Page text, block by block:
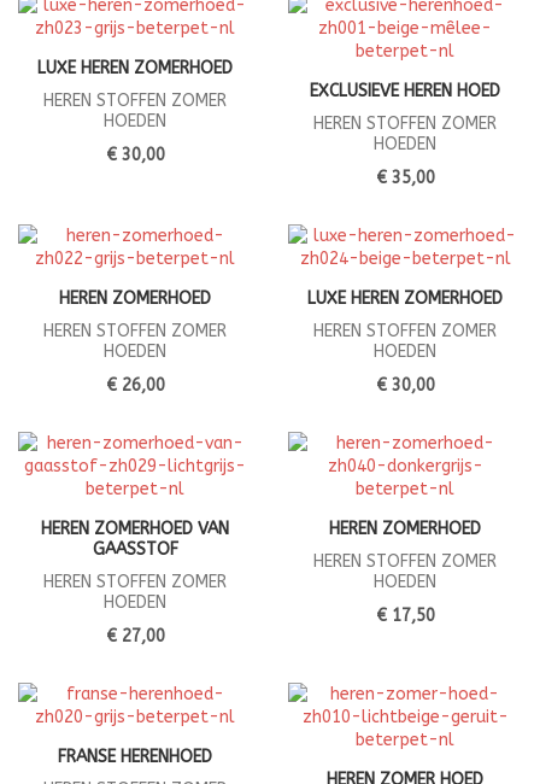
LUXE HEREN ZOMERHOED
HEREN STOFFEN ZOMER
HOEDEN
€ 30,00
EXCLUSIEVE HEREN HOED
HEREN STOFFEN ZOMER
HOEDEN
€ 35,00
HEREN ZOMERHOED
HEREN STOFFEN ZOMER
HOEDEN
€ 26,00
LUXE HEREN ZOMERHOED
HEREN STOFFEN ZOMER
HOEDEN
€ 30,00
HEREN ZOMERHOED VAN
GAASSTOF
HEREN STOFFEN ZOMER
HOEDEN
€ 27,00
HEREN ZOMERHOED
HEREN STOFFEN ZOMER
HOEDEN
€ 17,50
FRANSE HERENHOED